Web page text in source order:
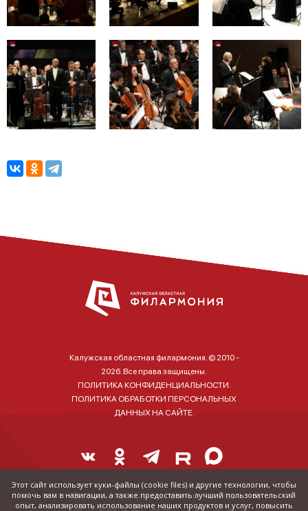
Калужская областная филармония. © 2010 -
2026. Все права защищены.
ПОЛИТИКА КОНФИДЕНЦИАЛЬНОСТИ.
ПОЛИТИКА ОБРАБОТКИ ПЕРСОНАЛЬНЫХ
ДАННЫХ НА САЙТЕ.
Справка о наличии и стоимости билетов:
Этот сайт использует куки-файлы (cookie files) и другие технологии, чтобы
помочь вам в навигации, а также предоставить лучший пользовательский
опыт, анализировать использование наших продуктов и услуг, повысить